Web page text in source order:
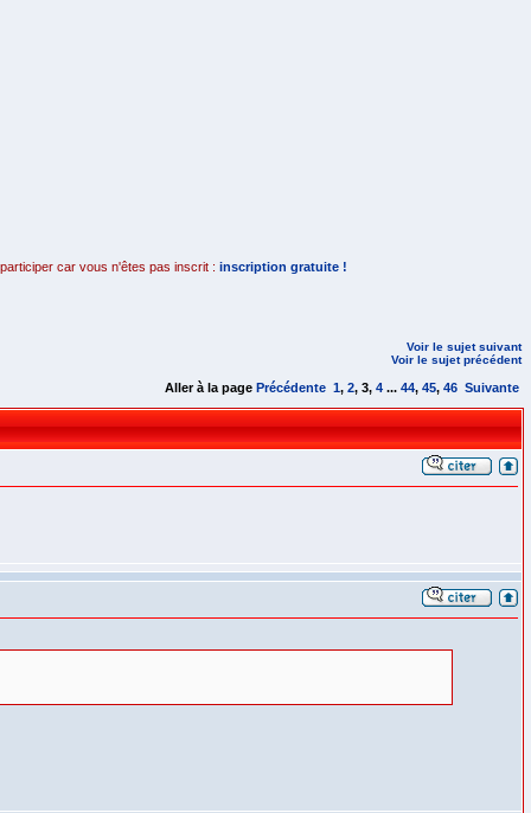
car vous n'êtes pas inscrit : inscription gratuite !
Voir le sujet suivant
Voir le sujet précédent
Aller à la page Précédente 1, 2, 3, 4 ... 44, 45, 46 Suivante